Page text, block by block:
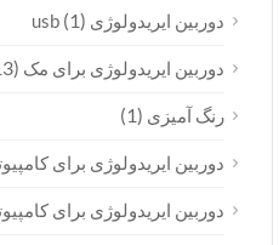
دوربین ایریدولوژی usb(1)
دوربین ایریدولوژی برای مک(13)
رنگ آمیزی (1)
دوربین ایریدولوژی برای کامپیوتر
دوربین ایریدولوژی برای